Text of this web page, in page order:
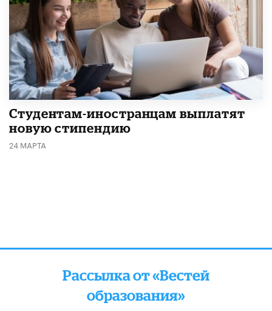
Студентам-иностранцам выплатят
новую стипендию
24 МАРТА
Рассылка от «Вестей
образования»